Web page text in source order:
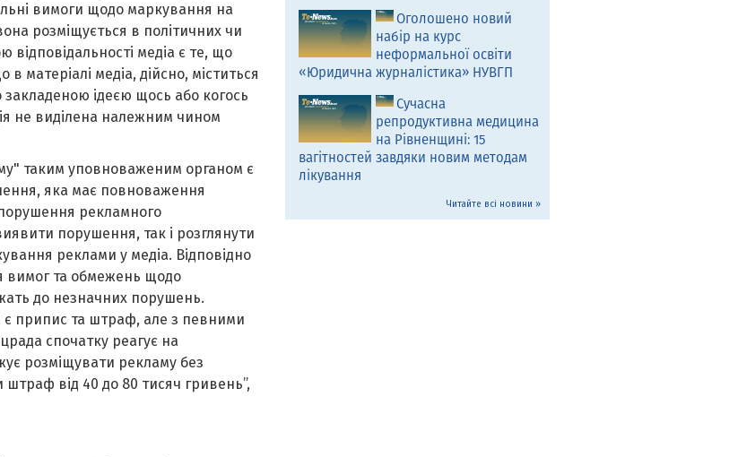
вимоги щодо маркування на
розміщується в політичних чи
медіа є те, що
медіа, дійсно, міститься
закладеною ідеєю щось або когось
не виділена належним чином
таким уповноваженим органом є
яка має повноваження
порушення рекламного
порушення, так і розглянути
реклами у медіа. Відповідно
вимог та обмежень щодо
до незначних порушень.
є припис та штраф, але з певними
спочатку реагує на
розміщувати рекламу без
від 40 до 80 тисяч гривень”,
Оголошено новий
набір на курс
неформальної освіти
«Юридична журналістика» НУВГП
Сучасна
репродуктивна медицина
на Рівненщині: 15
вагітностей завдяки новим методам
лікування
Читайте всі новини »